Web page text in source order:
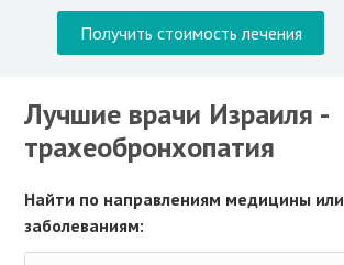
Получить стоимость лечения
Лучшие врачи Израиля -
трахеобронхопатия
Найти по направлениям медицины или
заболеваниям: